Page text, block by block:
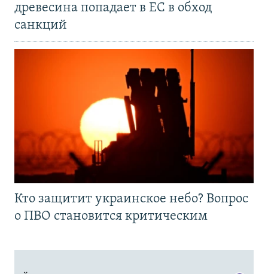
древесина попадает в ЕС в обход
санкций
Кто защитит украинское небо? Вопрос
о ПВО становится критическим